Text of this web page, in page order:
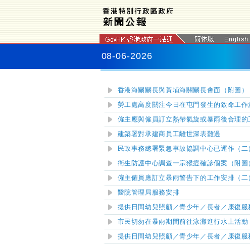
08-06-2026
香港海關關長與黃埔海關關長會面（附圖）
勞工處高度關注今日在屯門發生的致命工作
僱主應與僱員訂立熱帶氣旋或暴雨後合理的
建築署對承建商員工離世深表難過
民政事務總署緊急事故協調中心已運作 （二
衞生防護中心調查一宗猴痘確診個案（附圖
僱主僱員應訂立暴雨警告下的工作安排（二
醫院管理局服務安排
提供日間幼兒照顧／青少年／長者／康復
市民切勿在暴雨期間前往泳灘進行水上活動
提供日間幼兒照顧／青少年／長者／康復